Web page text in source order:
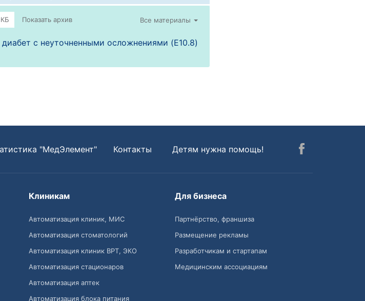
Все материалы
с неуточненными осложнениями (E10.8)
"МедЭлемент" Контакты Детям нужна помощь!
Клиникам
Автоматизация клиник, МИС
Автоматизация стоматологий
Автоматизация клиник ВРТ, ЭКО
Автоматизация стационаров
Автоматизация аптек
Автоматизация блока питания
Для бизнеса
Партнёрство, франшиза
Размещение рекламы
Разработчикам и стартапам
Медицинским ассоциациям